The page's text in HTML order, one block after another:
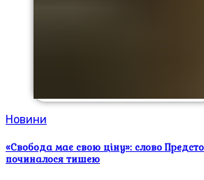
Новини
«Свобода має свою ціну»: слово
починалося тишею